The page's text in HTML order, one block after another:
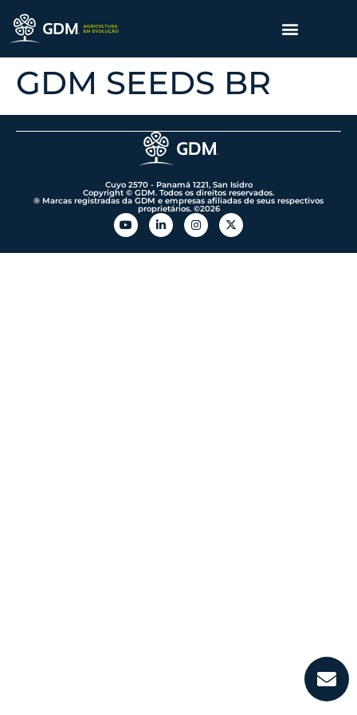
GDM SEEDS BR
Cuyo 2570 - Panamá 1221, San Isidro
Copyright © GDM. Todos os direitos reservados.
® Marcas registradas da GDM e empresas afiliadas de seus respectivos
proprietários. ©️2026